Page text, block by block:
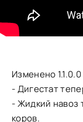
Изменено 1.1.0.0
- Дигестат
- Жидкий навоз
коров.